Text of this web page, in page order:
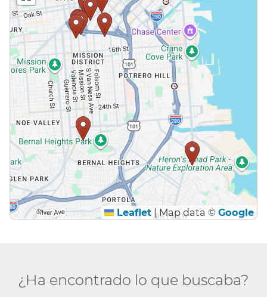
Leaflet |Map data © Google
¿Ha encontrado lo que buscaba?​​